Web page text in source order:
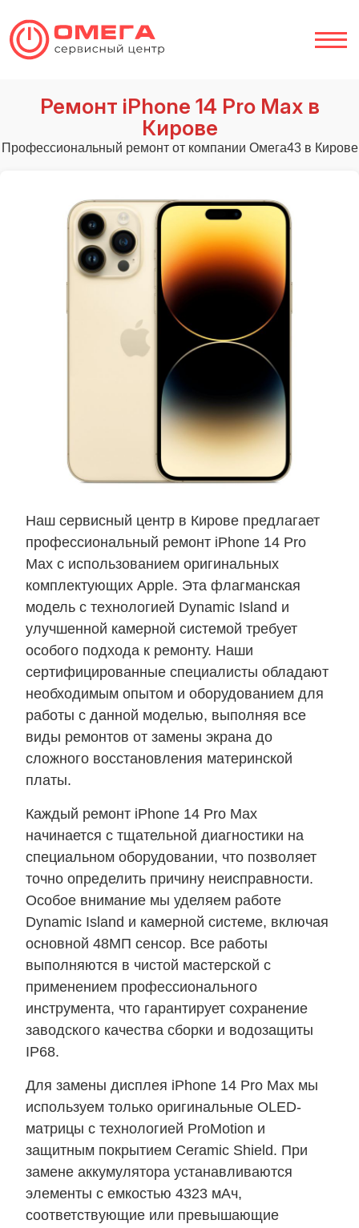
Ремонт iPhone 14 Pro Max в
Кирове
Профессиональный ремонт от компании Омега43 в Кирове
Наш сервисный центр в Кирове предлагает
профессиональный ремонт iPhone 14 Pro
Max с использованием оригинальных
комплектующих Apple. Эта флагманская
модель с технологией Dynamic Island и
улучшенной камерной системой требует
особого подхода к ремонту. Наши
сертифицированные специалисты обладают
необходимым опытом и оборудованием для
работы с данной моделью, выполняя все
виды ремонтов от замены экрана до
сложного восстановления материнской
платы.
Каждый ремонт iPhone 14 Pro Max
начинается с тщательной диагностики на
специальном оборудовании, что позволяет
точно определить причину неисправности.
Особое внимание мы уделяем работе
Dynamic Island и камерной системе, включая
основной 48МП сенсор. Все работы
выполняются в чистой мастерской с
применением профессионального
инструмента, что гарантирует сохранение
заводского качества сборки и водозащиты
IP68.
Для замены дисплея iPhone 14 Pro Max мы
используем только оригинальные OLED-
матрицы с технологией ProMotion и
защитным покрытием Ceramic Shield. При
замене аккумулятора устанавливаются
элементы с емкостью 4323 мАч,
соответствующие или превышающие